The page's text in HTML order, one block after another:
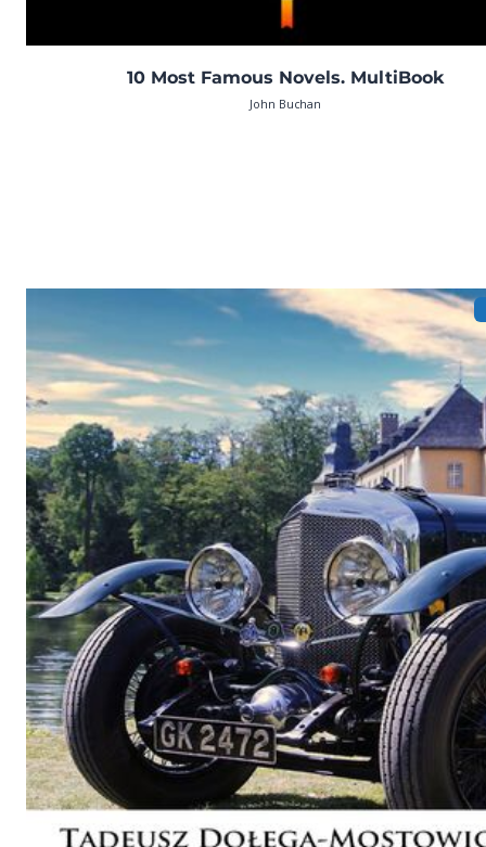
10 Most Famous Novels. MultiBook
John Buchan